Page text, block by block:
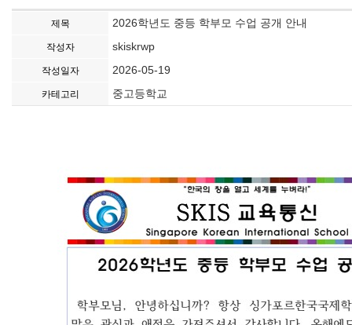
제목 2026학년도 중등 학부모 수업 공개 안내
작성자 skiskrwp
작성일자 2026-05-19
카테고리 중고등학교